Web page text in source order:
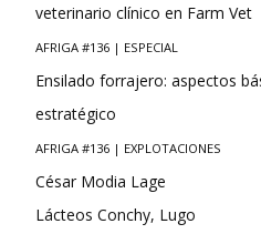
veterinario clínico en Farm Vet
AFRIGA #136 | ESPECIAL
Ensilado forrajero: aspectos
estratégico
AFRIGA #136 | EXPLOTACIONES
César Modia Lage
Lácteos Conchy, Lugo